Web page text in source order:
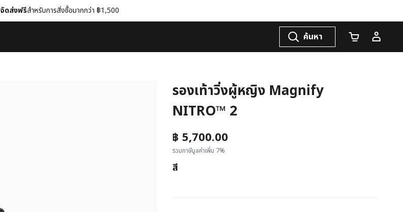
จัดส่งฟรีสำหรับการสั่งซื้อมากกว่า ฿1,500
ค้นหา จำนวนรถเข็น
รองเท้าวิ่งผู้หญิง Magnify
NITRO™ 2
฿ 5,700.00
รวมภาษีมูลค่าเพิ่ม 7%
สี